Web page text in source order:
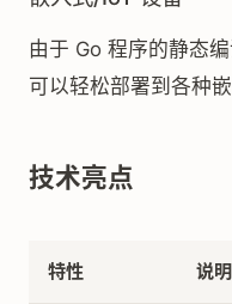
由于 Go 程序的静态
可以轻松部署到各种嵌
技术亮点
特性 说明